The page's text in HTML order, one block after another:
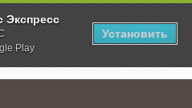
Экспресс
Play
Установить
Курьер Сервис Экспресс